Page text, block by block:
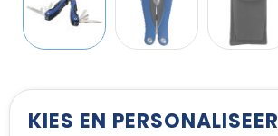
Sweaters
KIES EN PERSONALISEER